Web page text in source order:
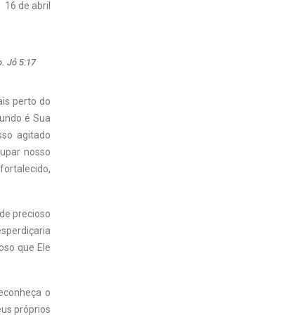
16 de abril
Jó 5:17
perto do
é Sua
agitado
nosso
precioso
que Ele
o
próprios